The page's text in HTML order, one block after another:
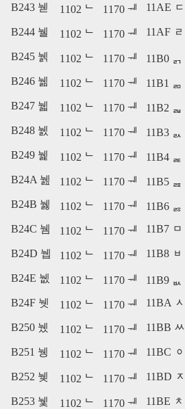
B243 뉃
1102 ᄂ 1170 ᅰ 11AE ᆮ
B244 뉄 1102 ᄂ 1170 ᅰ 11AF ᆯ
B245 뉅 1102 ᄂ 1170 ᅰ
11B0 ᆰ
B246 뉆
1102 ᄂ 1170 ᅰ
11B1 ᆱ
B247 뉇
1102 ᄂ 1170 ᅰ
11B2 ᆲ
B248 뉈
1102 ᄂ 1170 ᅰ
11B3 ᆳ
B249 뉉
1102 ᄂ 1170 ᅰ
11B4 ᆴ
B24A 뉊
1102 ᄂ 1170 ᅰ
11B5 ᆵ
B24B 뉋
1102 ᄂ 1170 ᅰ
11B6 ᆶ
B24C 뉌
1102 ᄂ 1170 ᅰ 11B7 ᆷ
B24D 뉍 1102 ᄂ 1170 ᅰ 11B8 ᆸ
B24E 뉎 1102 ᄂ 1170 ᅰ
11B9 ᆹ
B24F 뉏
1102 ᄂ 1170 ᅰ 11BA ᆺ
B250 뉐 1102 ᄂ 1170 ᅰ 11BB ᆻ
B251 뉑 1102 ᄂ 1170 ᅰ 11BC ᆼ
B252 뉒 1102 ᄂ 1170 ᅰ 11BD ᆽ
B253 뉓 1102 ᄂ 1170 ᅰ 11BE ᆾ